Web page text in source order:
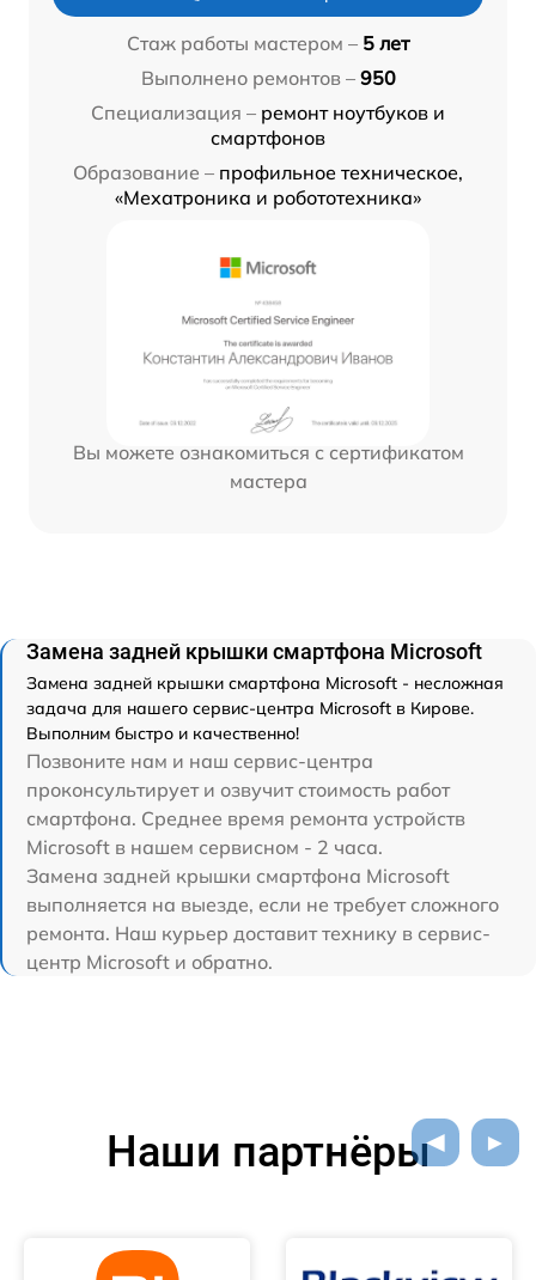
Стаж работы мастером – 5 лет
Выполнено ремонтов – 950
Специализация – ремонт ноутбуков и
смартфонов
Образование – профильное техническое,
«Мехатроника и робототехника»
Вы можете ознакомиться с сертификатом
мастера
Замена задней крышки смартфона Microsoft
Замена задней крышки смартфона Microsoft - несложная
задача для нашего сервис-центра Microsoft в Кирове.
Выполним быстро и качественно!
Позвоните нам и наш сервис-центра
проконсультирует и озвучит стоимость работ
смартфона. Среднее время ремонта устройств
Microsoft в нашем сервисном - 2 часа.
Замена задней крышки смартфона Microsoft
выполняется на выезде, если не требует сложного
ремонта. Наш курьер доставит технику в сервис-
центр Microsoft и обратно.
Наши партнёры